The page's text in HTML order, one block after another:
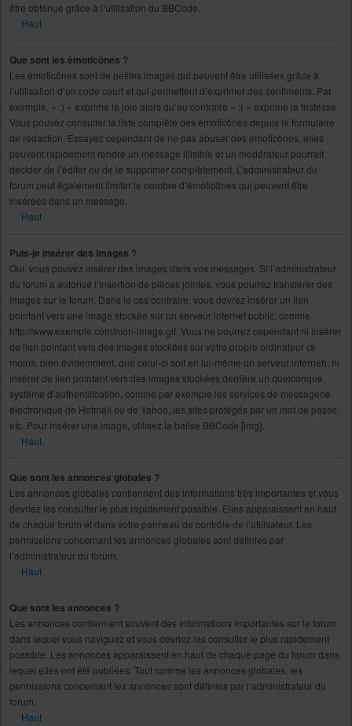
être obtenue grâce à l’utilisation du BBCode.
Haut
Que sont les émoticônes ?
Les émoticônes sont de petites images qui peuvent être utilisées grâce à
l’utilisation d’un code court et qui permettent d’exprimer des sentiments. Par
exemple, « :) » exprime la joie alors qu’au contraire « :( » exprime la tristesse.
Vous pouvez consulter la liste complète des émoticônes depuis le formulaire
de rédaction. Essayez cependant de ne pas abuser des émoticônes, elles
peuvent rapidement rendre un message illisible et un modérateur pourrait
décider de l’éditer ou de le supprimer complètement. L’administrateur du
forum peut également limiter le nombre d’émoticônes qui peuvent être
insérées dans un message.
Haut
Puis-je insérer des images ?
Oui, vous pouvez insérer des images dans vos messages. Si l’administrateur
du forum a autorisé l’insertion de pièces jointes, vous pourrez transférer des
images sur le forum. Dans le cas contraire, vous devrez insérer un lien
pointant vers une image stockée sur un serveur internet public, comme
http://www.exemple.com/mon-image.gif. Vous ne pourrez cependant ni insérer
de lien pointant vers des images stockées sur votre propre ordinateur (à
moins, bien évidemment, que celui-ci soit en lui-même un serveur internet), ni
insérer de lien pointant vers des images stockées derrière un quelconque
système d’authentification, comme par exemple les services de messagerie
électronique de Hotmail ou de Yahoo, les sites protégés par un mot de passe,
etc. Pour insérer une image, utilisez la balise BBCode [img].
Haut
Que sont les annonces globales ?
Les annonces globales contiennent des informations très importantes et vous
devriez les consulter le plus rapidement possible. Elles apparaissent en haut
de chaque forum et dans votre panneau de contrôle de l’utilisateur. Les
permissions concernant les annonces globales sont définies par
l’administrateur du forum.
Haut
Que sont les annonces ?
Les annonces contiennent souvent des informations importantes sur le forum
dans lequel vous naviguez et vous devriez les consulter le plus rapidement
possible. Les annonces apparaissent en haut de chaque page du forum dans
lequel elles ont été publiées. Tout comme les annonces globales, les
permissions concernant les annonces sont définies par l’administrateur du
forum.
Haut